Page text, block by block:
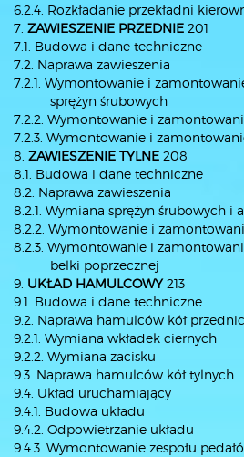
6.2.4. Rozkładanie przekładni
7. ZAWIESZENIE PRZEDNIE 201
7.1. Budowa i dane techniczne
7.2. Naprawa zawieszenia
7.2.1. Wymontowanie i
sprężyn śrubowych
7.2.2. Wymontowanie i
7.2.3. Wymontowanie i
8. ZAWIESZENIE TYLNE 208
8.1. Budowa i dane techniczne
8.2. Naprawa zawieszenia
8.2.1. Wymiana sprężyn śrubowych i
8.2.2. Wymontowanie i
8.2.3. Wymontowanie i
belki poprzecznej
9. UKŁAD HAMULCOWY213
9.1. Budowa i dane techniczne
9.2. Naprawa hamulców kół
9.2.1. Wymiana wkładek ciernych
9.2.2. Wymiana zacisku
9.3. Naprawa hamulców kół tylnych
9.4. Układ uruchamiający
9.4.1. Budowa układu
9.4.2. Odpowietrzanie układu
9.4.3. Wymontowanie zespołu